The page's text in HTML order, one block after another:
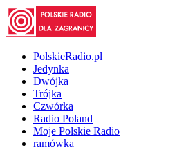
PolskieRadio.pl
Jedynka
Dwójka
Trójka
Czwórka
Radio Poland
Moje Polskie Radio
ramówka